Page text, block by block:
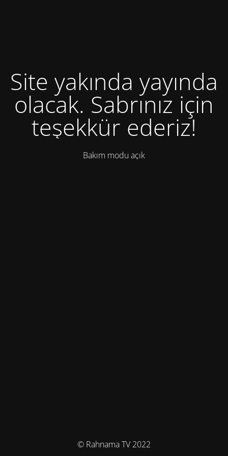
Site yakında yayında
olacak. Sabrınız için
teşekkür ederiz!
Bakım modu açık
© Rahnama TV 2022